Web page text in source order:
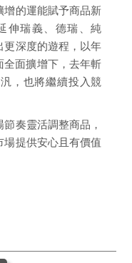
增的運能賦予商品新
伸瑞義、德瑞、純
更深度的遊程，以年
全面擴增下，去年斬
，也將繼續投入競
奏靈活調整商品，
場提供安心且有價值